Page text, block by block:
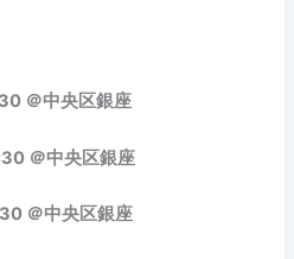
＠中央区銀座
＠中央区銀座
＠中央区銀座